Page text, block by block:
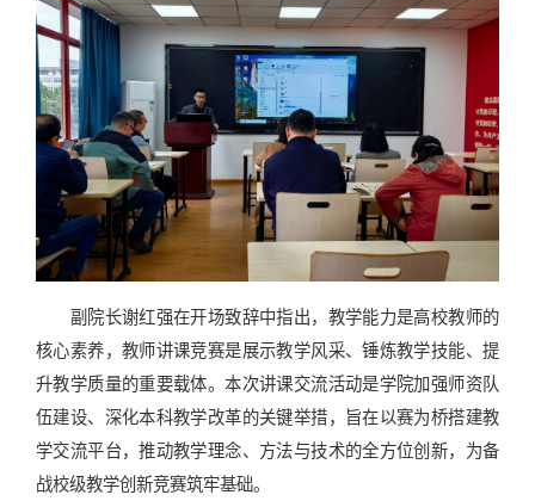
副院长谢红强在开场致辞中指出，教学能力是高校教师的
核心素养，教师讲课竞赛是展示教学风采、锤炼教学技能、提
升教学质量的重要载体。本次讲课交流活动是学院加强师资队
伍建设、深化本科教学改革的关键举措，旨在以赛为桥搭建教
学交流平台，推动教学理念、方法与技术的全方位创新，为备
战校级教学创新竞赛筑牢基础。